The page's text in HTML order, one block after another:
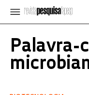
Palavra-